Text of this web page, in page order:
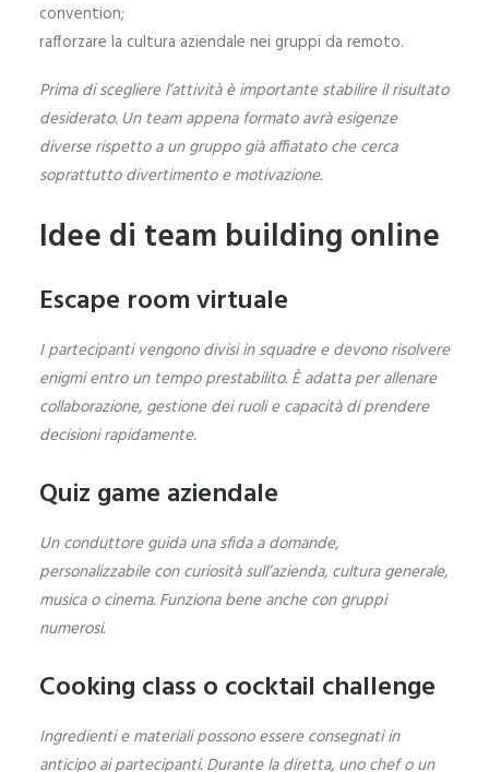
convention;
rafforzare la cultura aziendale nei gruppi da remoto.
Prima di scegliere l’attività è importante stabilire il risultato
desiderato. Un team appena formato avrà esigenze
diverse rispetto a un gruppo già affiatato che cerca
soprattutto divertimento e motivazione.
Idee di team building online
Escape room virtuale
I partecipanti vengono divisi in squadre e devono risolvere
enigmi entro un tempo prestabilito. È adatta per allenare
collaborazione, gestione dei ruoli e capacità di prendere
decisioni rapidamente.
Quiz game aziendale
Un conduttore guida una sfida a domande,
personalizzabile con curiosità sull’azienda, cultura generale,
musica o cinema. Funziona bene anche con gruppi
numerosi.
Cooking class o cocktail challenge
Ingredienti e materiali possono essere consegnati in
anticipo ai partecipanti. Durante la diretta, uno chef o un